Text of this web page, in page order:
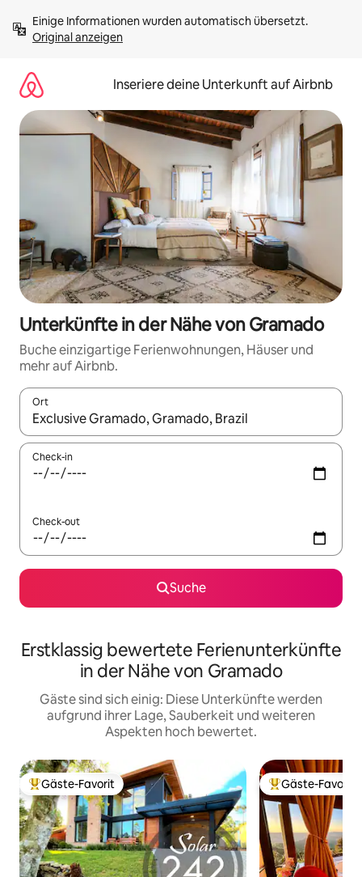
Inhalten
springenOriginal anzeigen
Inseriere deine Unterkunft auf Airbnb
Unterkünfte in der Nähe von Gramado
Buche einzigartige Ferienwohnungen, Häuser und
mehr auf Airbnb.
Ort
Wenn Ergebnisse verfügbar sind, navigiere mit den
Check-in
Check-out
Suche
Erstklassig bewertete Ferienunterkünfte
in der Nähe von Gramado
Gäste sind sich einig: Diese Unterkünfte werden
aufgrund ihrer Lage, Sauberkeit und weiteren
Aspekten hoch bewertet.
Beliebter Gäste-Favorit.
Gäste-Favorit Beliebter Gäste-
Gäste-Favorit